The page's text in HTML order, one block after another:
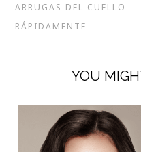
ARRUGAS DEL CUELLO
RÁPIDAMENTE
YOU